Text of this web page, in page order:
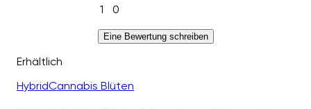
1 0
Eine Bewertung schreiben
Erhältlich
HybridCannabis Blüten